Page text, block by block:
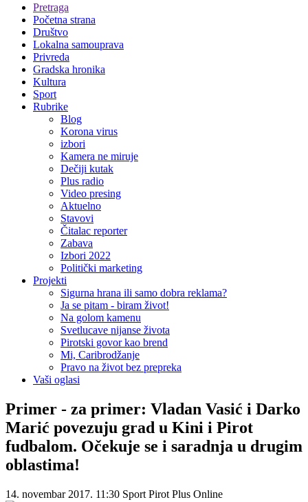
Pretraga
Početna strana
Društvo
Lokalna samouprava
Privreda
Gradska hronika
Kultura
Sport
Rubrike
Blog
Korona virus
izbori
Kamera ne miruje
Dečiji kutak
Plus radio
Video presing
Aktuelno
Stavovi
Čitalac reporter
Zabava
Izbori 2022
Politički marketing
Projekti
Sigurna hrana ili samo dobra reklama?
Ja se pitam - biram život!
Na golom kamenu
Svetlucave nijanse života
Pirotski govor kao brend
Mi, Caribrodžanje
Pravo na život bez prepreka
Vaši oglasi
Primer - za primer: Vladan Vasić i Darko
Marić povezuju grad u Kini i Pirot
fudbalom. Očekuje se i saradnja u drugim
oblastima!
14. novembar 2017. 11:30 Sport Pirot Plus Online